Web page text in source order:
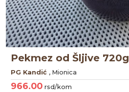
Pekmez od Šljive 720g
PG Kandić , Mionica
966.00 rsd/kom